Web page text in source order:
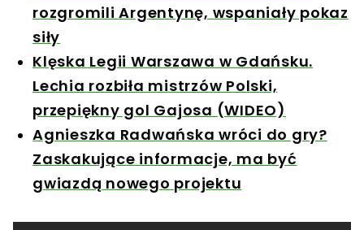
rozgromili Argentynę, wspaniały pokaz
siły
Klęska Legii Warszawa w Gdańsku.
Lechia rozbiła mistrzów Polski,
przepiękny gol Gajosa (WIDEO)
Agnieszka Radwańska wróci do gry?
Zaskakujące informacje, ma być
gwiazdą nowego projektu